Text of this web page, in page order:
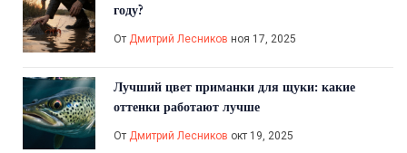
году?
От Дмитрий Лесников ноя 17, 2025
Лучший цвет приманки для щуки: какие
оттенки работают лучше
От Дмитрий Лесников окт 19, 2025